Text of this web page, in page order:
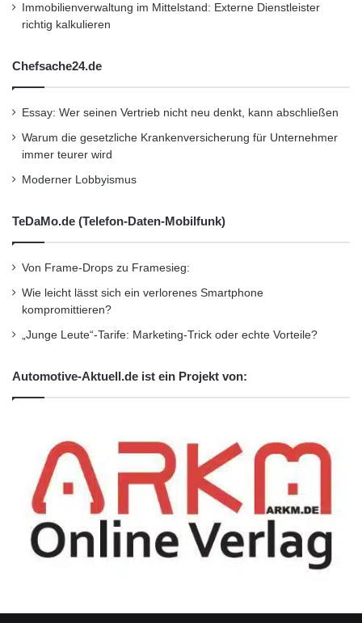
Immobilienverwaltung im Mittelstand: Externe Dienstleister
richtig kalkulieren
Chefsache24.de
Essay: Wer seinen Vertrieb nicht neu denkt, kann abschließen
Warum die gesetzliche Krankenversicherung für Unternehmer
immer teurer wird
Moderner Lobbyismus
TeDaMo.de (Telefon-Daten-Mobilfunk)
Von Frame-Drops zu Framesieg:
Wie leicht lässt sich ein verlorenes Smartphone
kompromittieren?
„Junge Leute“-Tarife: Marketing-Trick oder echte Vorteile?
Automotive-Aktuell.de ist ein Projekt von: